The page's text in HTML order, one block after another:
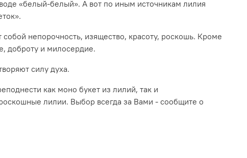
«белый-белый». А вот по иным источникам лилия
собой непорочность, изящество, красоту, роскошь. Кроме
доброту и милосердие.
силу духа.
как моно букет из лилий, так и
лилии. Выбор всегда за Вами - сообщите о